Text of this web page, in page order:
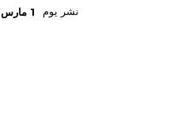
نشر يوم 1 مارس 2026